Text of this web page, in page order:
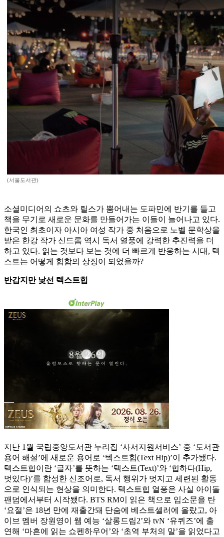
(서울도서관)
소셜미디어의 쇼츠와 릴스가 뿜어내는 도파민에 반기를 들고
책을 무기로 새로운 문화를 만들어가는 이들이 늘어나고 있다.
한국인 최초이자 아시아 여성 작가 중 처음으로 노벨 문학상을
받은 한강 작가 신드롬 역시 독서 열풍에 강력한 추진력을 더
하고 있다. 읽는 것보다 보는 것에 더 빠르게 반응하는 시대, 텍
스트는 어떻게 힙함의 상징이 되었을까?
반갑지만 낯선 텍스트힙
지난 1월 국립중앙도서관 누리집 ‘사서지원서비스’ 중 ‘도서관
용어 해설’에 새로운 용어로 ‘텍스트힙(Text Hip)’이 추가됐다.
텍스트힙이란 ‘글자’를 뜻하는 ‘텍스트(Text)’와 ‘힙하다(Hip,
멋있다)’를 합성한 신조어로, 독서 행위가 멋지고 세련된 활동
으로 인식되는 현상을 의미한다. 텍스트힙 열풍은 사실 아이돌
팬덤에서부터 시작됐다. BTS RM이 읽은 책으로 입소문을 탄
‘요절’은 18년 만에 재출간돼 단숨에 베스트셀러에 올랐고, 아
이브 멤버 장원영이 웹 예능 ‘살롱드립2’와 tvN ‘유퀴즈’에 출
연해 ‘마흔에 읽는 쇼펜하우어’와 ‘초역 부처의 말’을 읽었다고